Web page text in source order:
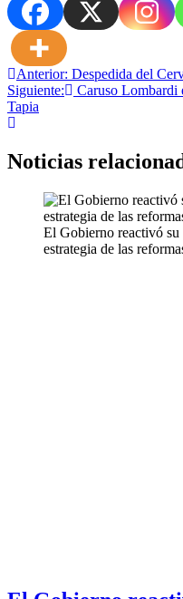
Navegación
de
entradas
Anterior: Despedida del
Siguiente:
Caruso Lombardi
Tapia
Noticias
El Gobierno reactivó
estrategia de las